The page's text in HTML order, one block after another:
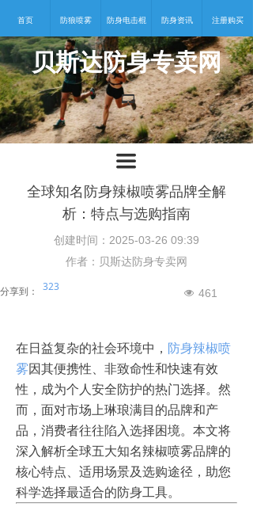
贝斯达防身专卖网
首页 防狼喷雾 防身电击棍 防身资讯 注册购买
넡
全球知名防身辣椒喷雾品牌全解
析：特点与选购指南
在日益复杂的社会环境中， 防身辣椒喷
雾因其便携性、非致命性和快速有效
性，成为个人安全防护的热门选择。然
而，面对市场上琳琅满目的品牌和产
品，消费者往往陷入选择困境。本文将
深入解析全球五大知名辣椒喷雾品牌的
核心特点、适用场景及选购途径，助您
科学选择最适合的防身工具。
넶 461
分享到： 323
创建时间： 2025-03-26 09:39
作者：贝斯达防身专卖网
끀